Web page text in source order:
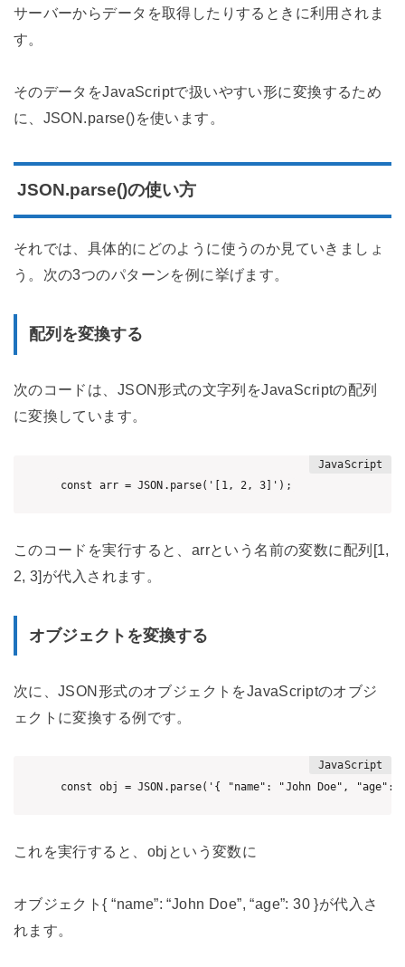
サーバーからデータを取得したりするときに利用されま
す。
そのデータをJavaScriptで扱いやすい形に変換するため
に、JSON.parse()を使います。
JSON.parse()の使い方
それでは、具体的にどのように使うのか見ていきましょ
う。次の3つのパターンを例に挙げます。
配列を変換する
次のコードは、JSON形式の文字列をJavaScriptの配列
に変換しています。
このコードを実行すると、arrという名前の変数に配列[1,
2, 3]が代入されます。
オブジェクトを変換する
次に、JSON形式のオブジェクトをJavaScriptのオブジ
ェクトに変換する例です。
これを実行すると、objという変数に
オブジェクト{ “name”: “John Doe”, “age”: 30 }が代入さ
れます。